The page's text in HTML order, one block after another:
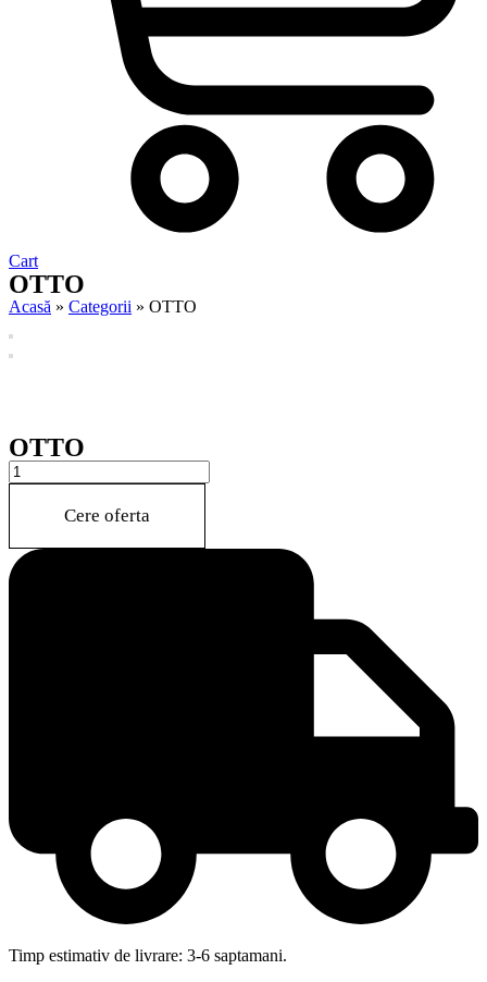
Cart
OTTO
Acasă » Categorii » OTTO
OTTO
OTTO
quantity
Cere oferta
Timp estimativ de livrare: 3-6 saptamani.